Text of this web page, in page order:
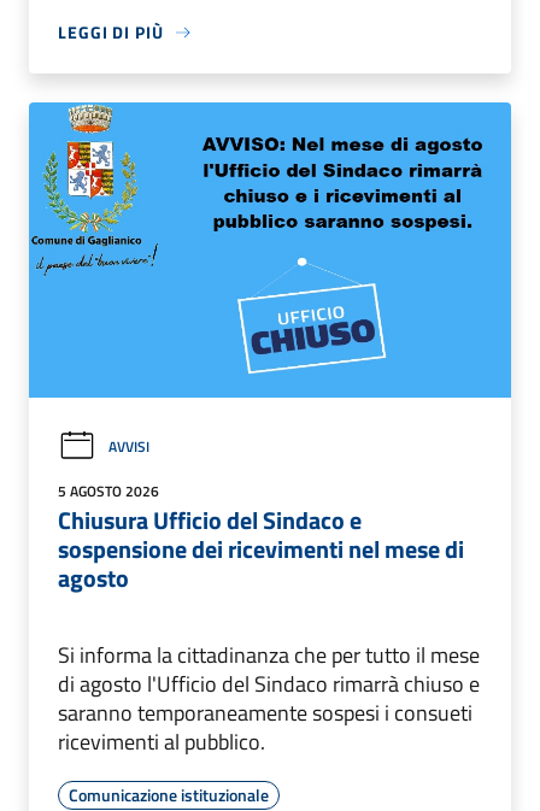
LEGGI DI PIÙ
AVVISI
5 AGOSTO 2026
Chiusura Ufficio del Sindaco e
sospensione dei ricevimenti nel mese di
agosto
Si informa la cittadinanza che per tutto il mese
di agosto l'Ufficio del Sindaco rimarrà chiuso e
saranno temporaneamente sospesi i consueti
ricevimenti al pubblico.
Comunicazione istituzionale